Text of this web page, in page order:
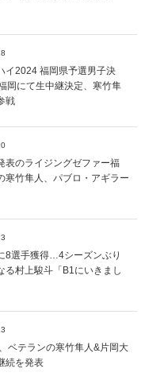
イ2024 福岡県予選男子決
岡にて生中継決定、寒竹隼
戦
表のライジングゼファー福
寒竹隼人、パブロ・アギラー
8選手獲得…4シーズンぶり
る村上駿斗「B1にいきまし
ベテランの寒竹隼人&片岡大
続を発表